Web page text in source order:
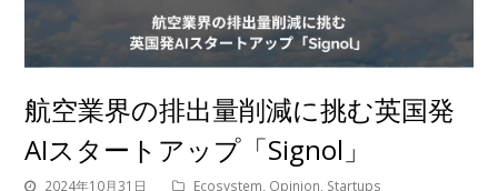
航空業界の排出量削減に挑む英国発
AIスタートアップ「Signol」
2024年10月31日 Ecosystem, Opinion, Startups